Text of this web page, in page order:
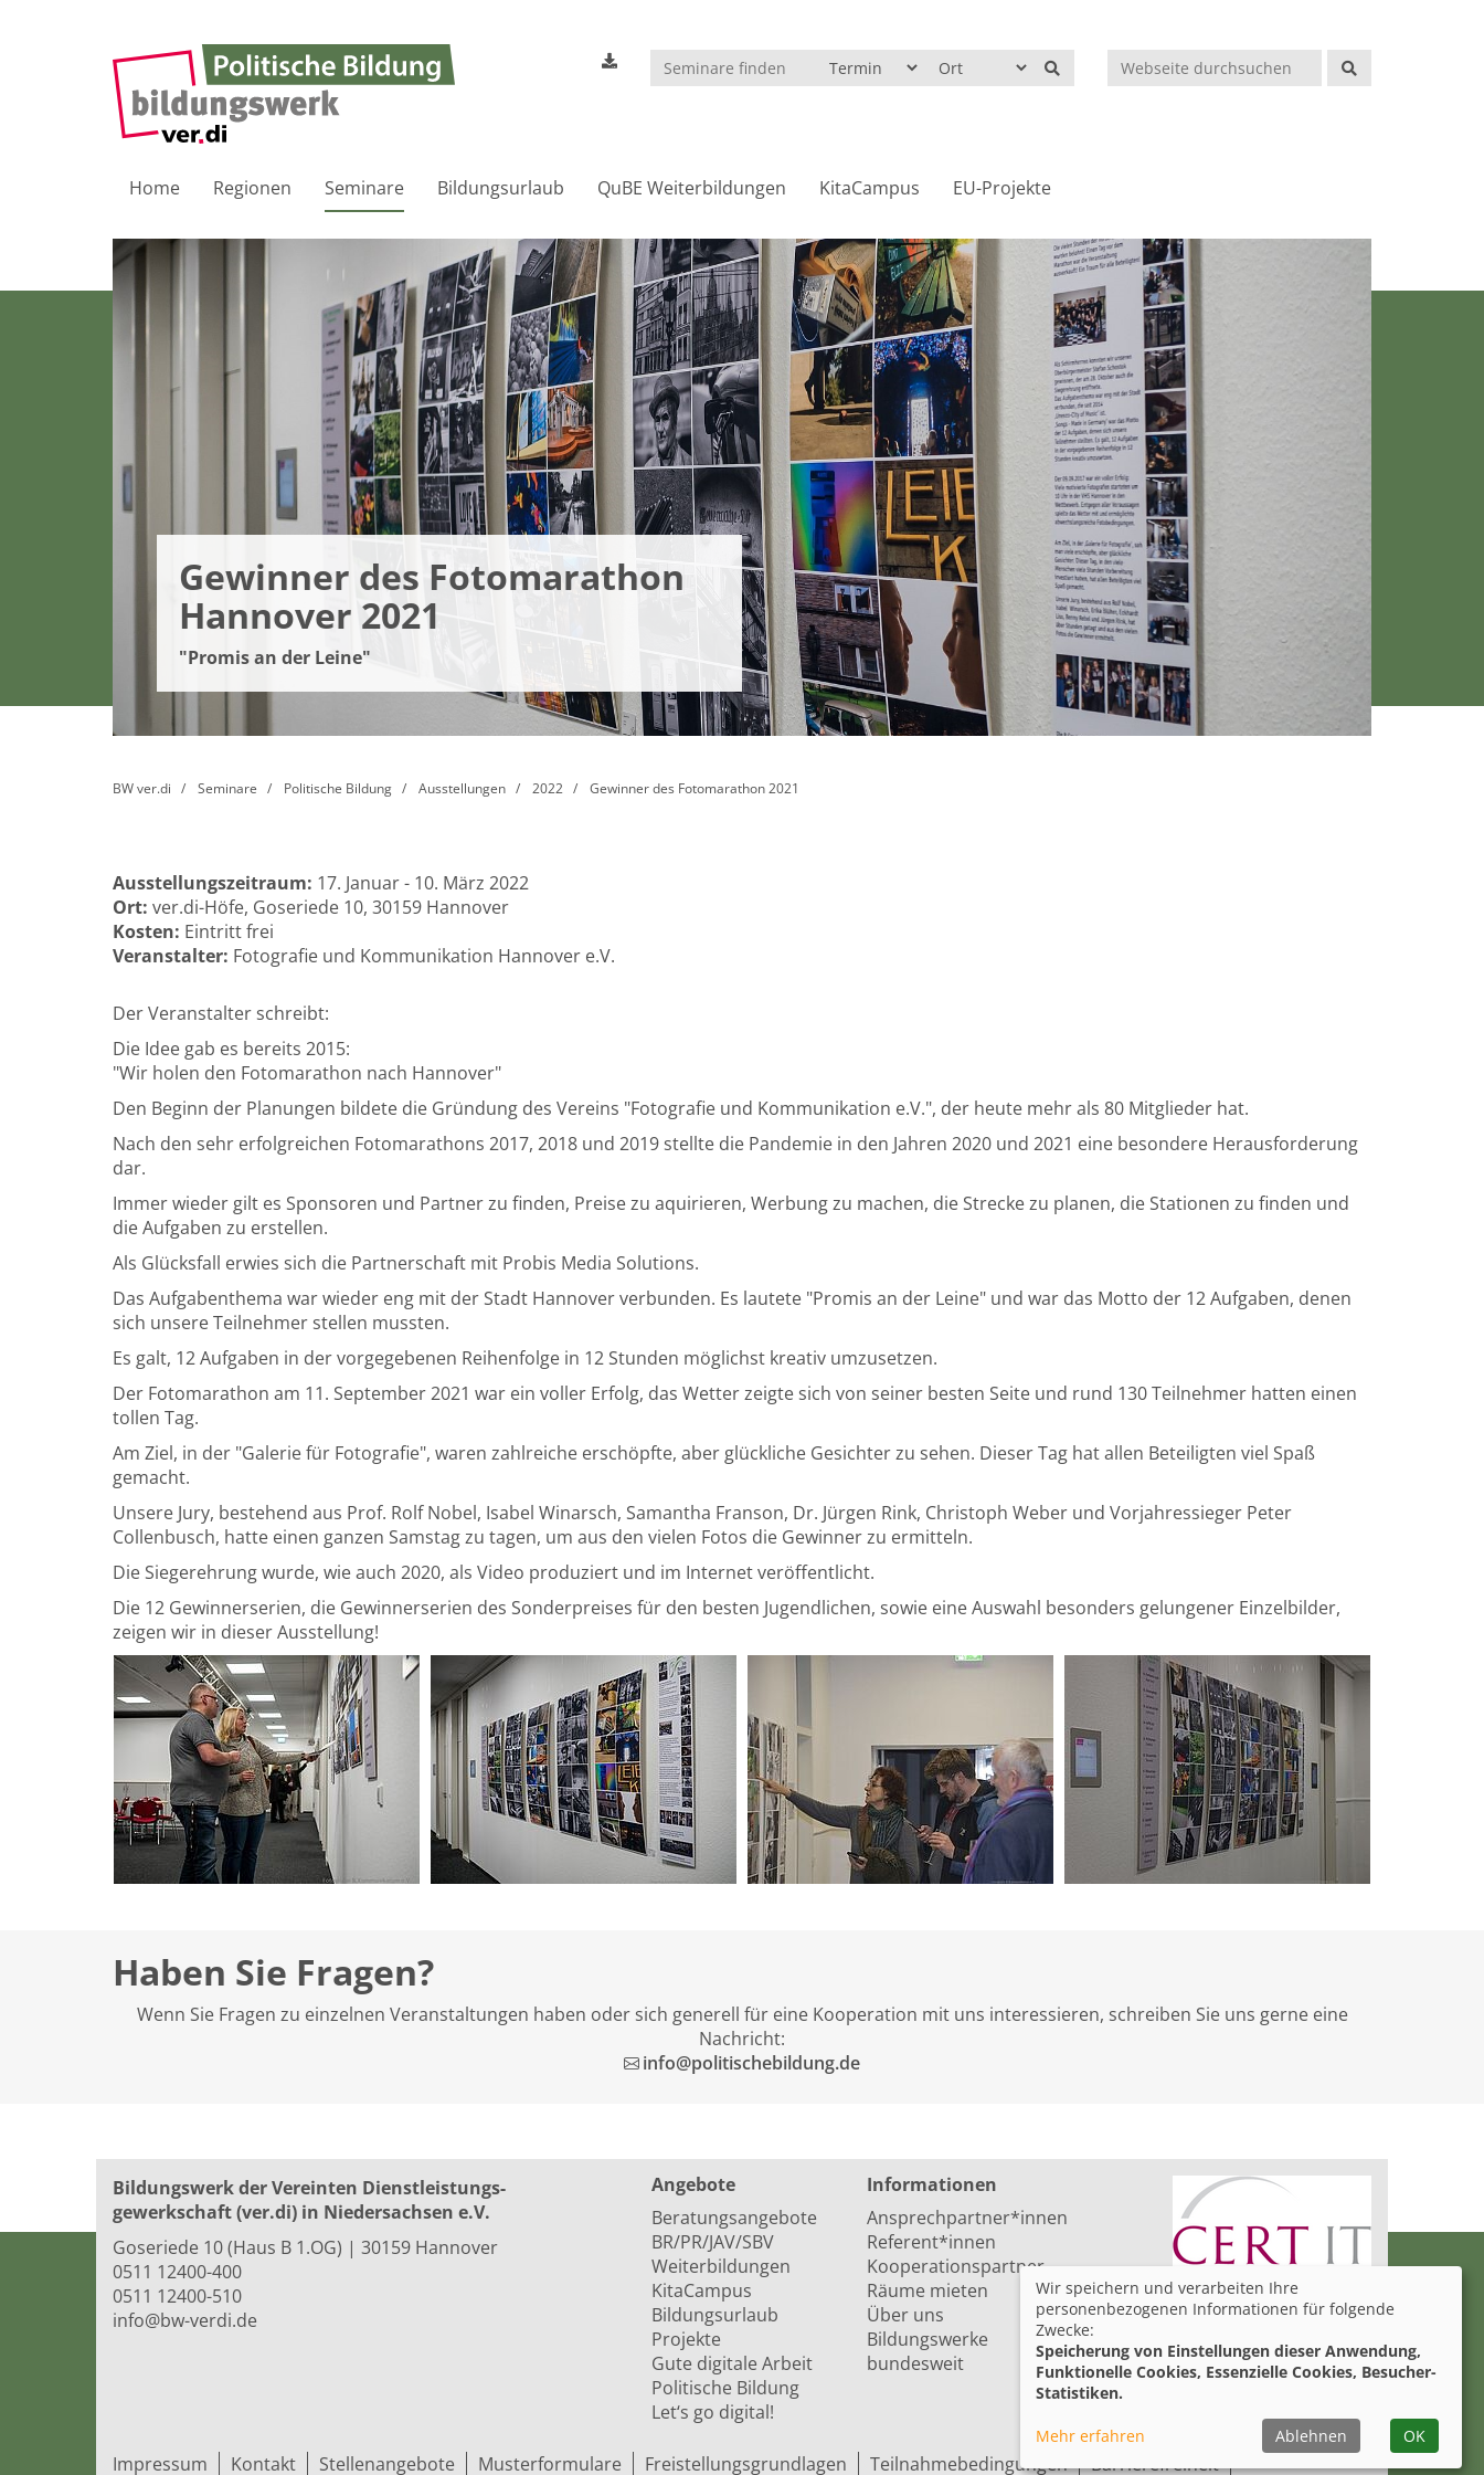
Suchen
Home Regionen Seminare Bildungsurlaub QuBE Weiterbildungen KitaCampus EU-Projekte
Gewinner des Fotomarathon
Hannover 2021
"Promis an der Leine"
BW ver.di Seminare Politische Bildung Ausstellungen 2022 Gewinner des Fotomarathon 2021
Ausstellungszeitraum: 17. Januar - 10. März 2022
Ort: ver.di-Höfe, Goseriede 10, 30159 Hannover
Kosten: Eintritt frei
Veranstalter: Fotografie und Kommunikation Hannover e.V.
Der Veranstalter schreibt:
Die Idee gab es bereits 2015:
"Wir holen den Fotomarathon nach Hannover"
Den Beginn der Planungen bildete die Gründung des Vereins "Fotografie und Kommunikation e.V.", der heute mehr als 80 Mitglieder hat.
Nach den sehr erfolgreichen Fotomarathons 2017, 2018 und 2019 stellte die Pandemie in den Jahren 2020 und 2021 eine besondere Herausforderung
dar.
Immer wieder gilt es Sponsoren und Partner zu finden, Preise zu aquirieren, Werbung zu machen, die Strecke zu planen, die Stationen zu finden und
die Aufgaben zu erstellen.
Als Glücksfall erwies sich die Partnerschaft mit Probis Media Solutions.
Das Aufgabenthema war wieder eng mit der Stadt Hannover verbunden. Es lautete "Promis an der Leine" und war das Motto der 12 Aufgaben, denen
sich unsere Teilnehmer stellen mussten.
Es galt, 12 Aufgaben in der vorgegebenen Reihenfolge in 12 Stunden möglichst kreativ umzusetzen.
Der Fotomarathon am 11. September 2021 war ein voller Erfolg, das Wetter zeigte sich von seiner besten Seite und rund 130 Teilnehmer hatten einen
tollen Tag.
Am Ziel, in der "Galerie für Fotografie", waren zahlreiche erschöpfte, aber glückliche Gesichter zu sehen. Dieser Tag hat allen Beteiligten viel Spaß
gemacht.
Unsere Jury, bestehend aus Prof. Rolf Nobel, Isabel Winarsch, Samantha Franson, Dr. Jürgen Rink, Christoph Weber und Vorjahressieger Peter
Collenbusch, hatte einen ganzen Samstag zu tagen, um aus den vielen Fotos die Gewinner zu ermitteln.
Die Siegerehrung wurde, wie auch 2020, als Video produziert und im Internet veröffentlicht.
Die 12 Gewinnerserien, die Gewinnerserien des Sonderpreises für den besten Jugendlichen, sowie eine Auswahl besonders gelungener Einzelbilder,
zeigen wir in dieser Ausstellung!
Haben Sie Fragen?
Wenn Sie Fragen zu einzelnen Veranstaltungen haben oder sich generell für eine Kooperation mit uns interessieren, schreiben Sie uns gerne eine
Nachricht:
info@politischebildung.de
Bildungswerk der Vereinten Dienst­leis­tungs­
ge­werk­schaft (ver.di) in Niedersachsen e.V.
Goseriede 10 (Haus B 1.OG) | 30159 Hannover
0511 12400-400
0511 12400-510
info@bw-verdi.de
Angebote
Beratungsangebote
BR/PR/JAV/SBV
Weiterbildungen
KitaCampus
Bildungsurlaub
Projekte
Gute digitale Arbeit
Politische Bildung
Let‘s go digital!
Informationen
Ansprechpartner*innen
Referent*innen
Kooperationspartner
Räume mieten
Über uns
Bildungswerke
bundesweit
Impressum Kontakt Stellenangebote Musterformulare Freistellungsgrundlagen Teilnahmebedingungen Barrierefreiheit
Wir speichern und verarbeiten Ihre
personenbezogenen Informationen für folgende
Zwecke:
Speicherung von Einstellungen dieser Anwendung,
Funktionelle Cookies, Essenzielle Cookies, Besucher-
Statistiken.
Mehr erfahren Ablehnen OK